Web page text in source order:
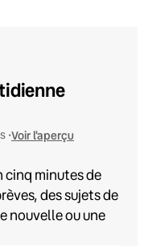
•Voir l'aperçu
cinq minutes de
des sujets de
nouvelle ou une